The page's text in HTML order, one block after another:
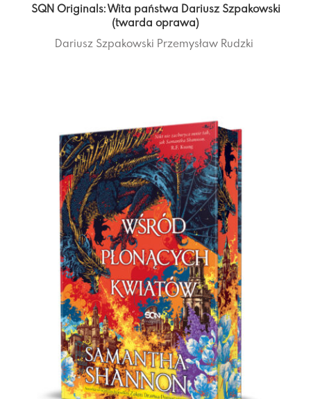
SQN Originals: Wita państwa Dariusz Szpakowski
(twarda oprawa)
Dariusz Szpakowski Przemysław Rudzki